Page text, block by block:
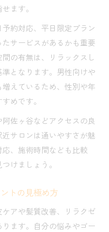
ます。
約対応、平日限定プラン
サービスがあるかも重要
の有無は、リラックスし
となります。男性向けや
えているため、性別や年
めです。
佐ヶ谷などアクセスの良
サロンは通いやすさが魅
、施術時間なども比較
けましょう。
トの見極め方
アや髪質改善、リラクゼ
ます。自分の悩みやゴー